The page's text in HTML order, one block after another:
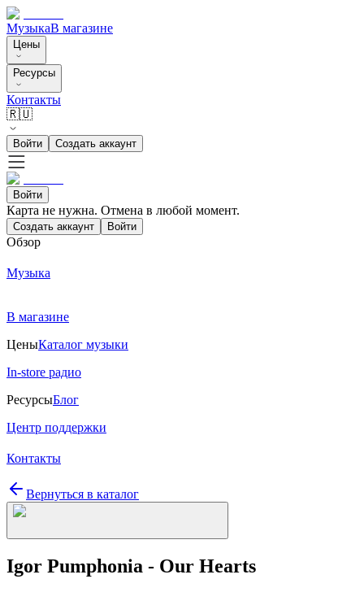
МузыкаВ магазине
Цены
Ресурсы
Контакты
🇷🇺
Войти Создать аккаунт
Войти
Карта не нужна. Отмена в любой момент.
Создать аккаунт Войти
Обзор
Музыка
В магазине
ЦеныКаталог музыки
In-store радио
РесурсыБлог
Центр поддержки
Контакты
Вернуться в каталог
Igor Pumphonia - Our Hearts